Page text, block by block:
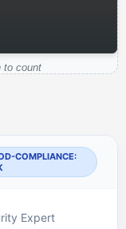
to count
COMPLIANCE:
Expert